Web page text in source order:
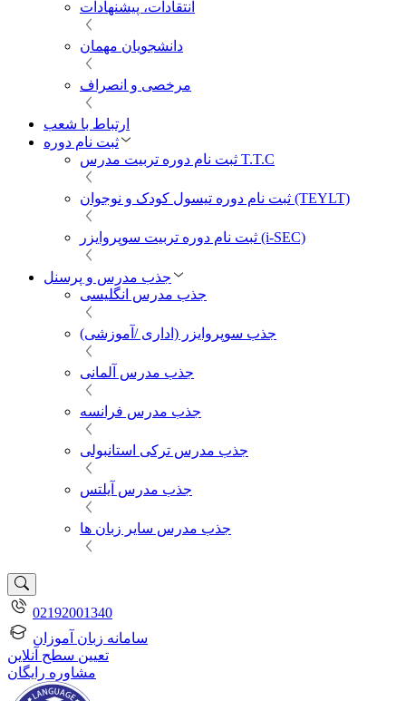
انتقادات، پیشنهادات
دانشجویان مهمان
مرخصی و انصراف
ارتباط با شعب
ثبت نام دوره
ثبت نام دوره تربیت مدرس T.T.C
ثبت نام دوره تیسول کودک و نوجوان (TEYLT)
ثبت نام دوره تربیت سوپروایزر (i-SEC)
جذب مدرس و پرسنل
جذب مدرس انگلیسی
جذب سوپروایزر (اداری /آموزشی)
جذب مدرس آلمانی
جذب مدرس فرانسه
جذب مدرس ترکی استانبولی
جذب مدرس آیلتس
جذب مدرس سایر زبان ها
02192001340
سامانه زبان آموزان
تعیین سطح آنلاین
مشاوره رایگان